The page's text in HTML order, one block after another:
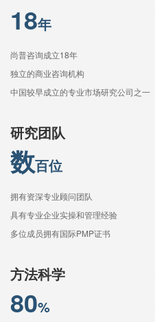
18年
尚普咨询成立18年
独立的商业咨询机构
中国较早成立的专业市场研究公司之一
研究团队
数百位
拥有资深专业顾问团队
具有专业企业实操和管理经验
多位成员拥有国际PMP证书
方法科学
80%